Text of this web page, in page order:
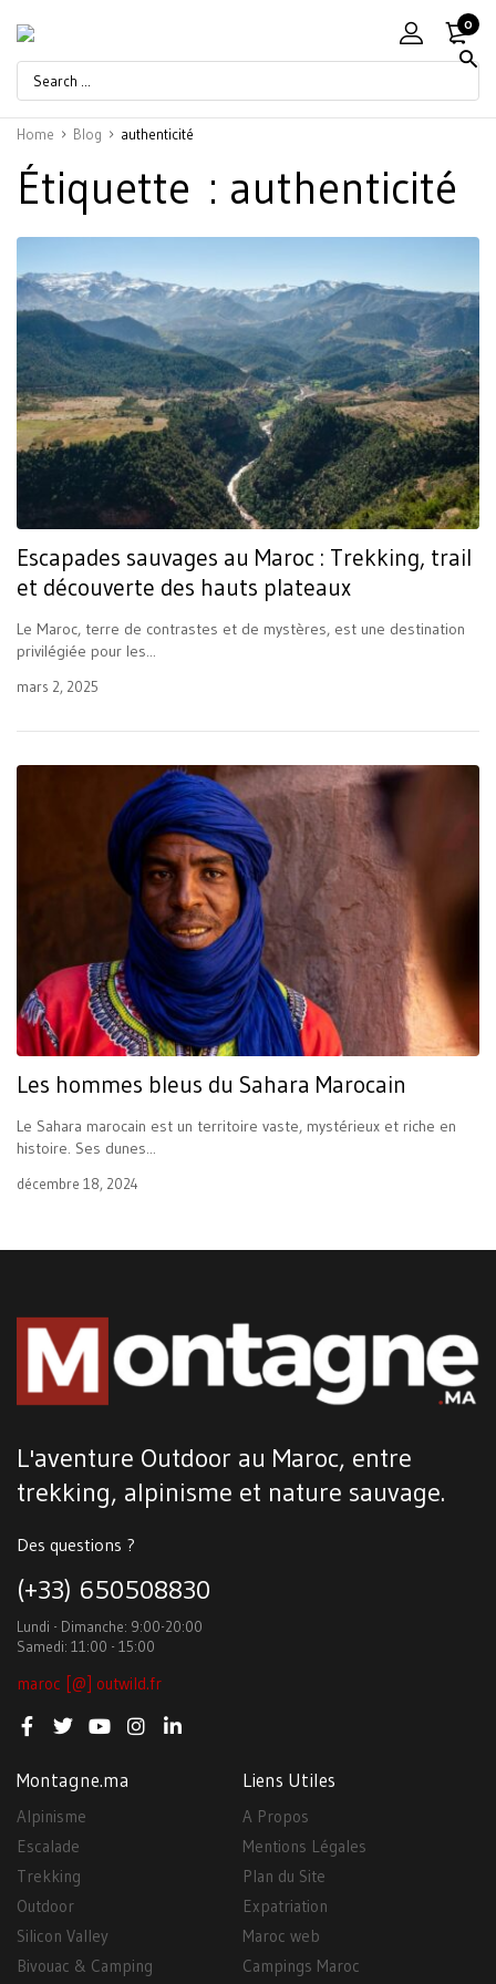
0
Home Blog authenticité
Étiquette : authenticité
Escapades sauvages au Maroc : Trekking, trail
et découverte des hauts plateaux
Le Maroc, terre de contrastes et de mystères, est une destination
privilégiée pour les...
mars 2, 2025
Les hommes bleus du Sahara Marocain
Le Sahara marocain est un territoire vaste, mystérieux et riche en
histoire. Ses dunes...
décembre 18, 2024
L'aventure Outdoor au Maroc, entre
trekking, alpinisme et nature sauvage.
Des questions ?
(+33) 650508830
Lundi - Dimanche: 9:00-20:00
Samedi: 11:00 - 15:00
maroc [@] outwild.fr
Montagne.ma
Alpinisme
Escalade
Trekking
Outdoor
Silicon Valley
Bivouac & Camping
Liens Utiles
A Propos
Mentions Légales
Plan du Site
Expatriation
Maroc web
Campings Maroc